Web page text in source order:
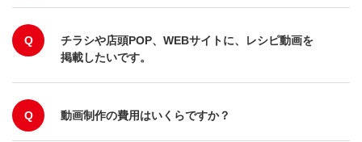
Q
チラシや店頭POP、WEBサイトに、レシピ動画を
掲載したいです。
Q 動画制作の費用はいくらですか？